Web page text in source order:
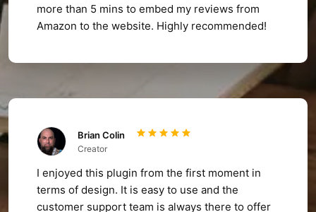
more than 5 mins to embed my reviews from
Amazon to the website. Highly recommended!
Brian Colin
Creator
I enjoyed this plugin from the first moment in
terms of design. It is easy to use and the
customer support team is always there to offer